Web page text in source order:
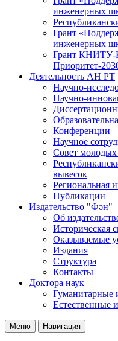
инженерных
Грант
инженерных
Грант КНИТУ-
Приоритет-
Деятельность АН РТ
Научно-
Научно-
Конференции
Научное
Совет
вывесок
Региональная
Публикации
Издательство "Фән"
Об
Историческая
Оказываемые
Издания
Структура
Контакты
Доктора наук
Гуманитарные
Естественные
Меню Навигация